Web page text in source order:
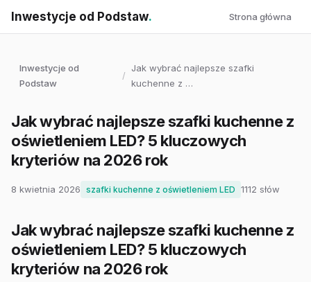
Inwestycje od Podstaw. Strona główna
Inwestycje od
Podstaw
/
Jak wybrać najlepsze szafki
kuchenne z …
Jak wybrać najlepsze szafki kuchenne z
oświetleniem LED? 5 kluczowych
kryteriów na 2026 rok
8 kwietnia 2026 szafki kuchenne z oświetleniem LED 1112 słów
Jak wybrać najlepsze szafki kuchenne z
oświetleniem LED? 5 kluczowych
kryteriów na 2026 rok